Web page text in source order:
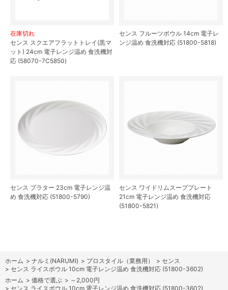
在庫切れ
センス スクエアフラットトレイ(黒マ
ット) 24cm 電子レンジ温め 食洗機対
応 (58070-7C5850)
センス フルーツボウル 14cm 電子レ
ンジ温め 食洗機対応 (51800-5818)
センス プラター 23cm 電子レンジ温
め 食洗機対応 (51800-5790)
センス ワイドリムスーププレート
21cm 電子レンジ温め 食洗機対応
(51800-5821)
ホーム > ナルミ(NARUMI) > プロスタイル（業務用） > センス
> センス ライスボウル 10cm 電子レンジ温め 食洗機対応 (51800-3602)
ホーム > 価格で選ぶ > ～2,000円
> センス ライスボウル 10cm 電子レンジ温め 食洗機対応 (51800-3602)